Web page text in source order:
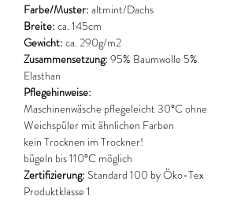
Farbe/Muster: altmint/Dachs
Breite: ca. 145cm
Gewicht: ca. 290g/m2
Zusammensetzung: 95% Baumwolle 5%
Elasthan
Pflegehinweise:
Maschinenwäsche pflegeleicht 30°C ohne
Weichspüler mit ähnlichen Farben
kein Trocknen im Trockner!
bügeln bis 110°C möglich
Zertifizierung: Standard 100 by Öko-Tex
Produktklasse 1